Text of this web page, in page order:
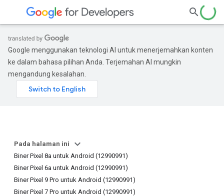
Google menggunakan teknologi AI untuk menerjemahkan konten
ke dalam bahasa pilihan Anda. Terjemahan AI mungkin
mengandung kesalahan.
Pada halaman ini
Biner Pixel 8a untuk Android (12990991)
Biner Pixel 6a untuk Android (12990991)
Biner Pixel 9 Pro untuk Android (12990991)
Biner Pixel 7 Pro untuk Android (12990991)